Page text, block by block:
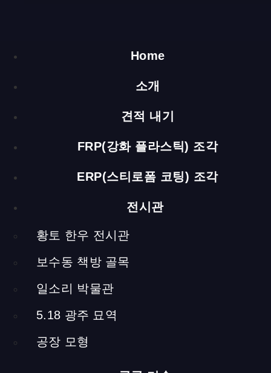
Home
소개
견적 내기
FRP(강화 플라스틱) 조각
ERP(스티로폼 코팅) 조각
전시관
황토 한우 전시관
보수동 책방 골목
일소리 박물관
5.18 광주 묘역
공장 모형
배관 매립
벽 공간 소비를 줄이기 위해 정수기 배관 및 추가 연속 배관을 바
[ngg src=”galleries” ids=”57″ exclusions=”84″
욕실
단에 조명을 설치했습니다. 이를 통해 사용자에게 깨끗하고 확장
[ngg src=”galleries” ids=”58″ display=”basic_thumbnail”